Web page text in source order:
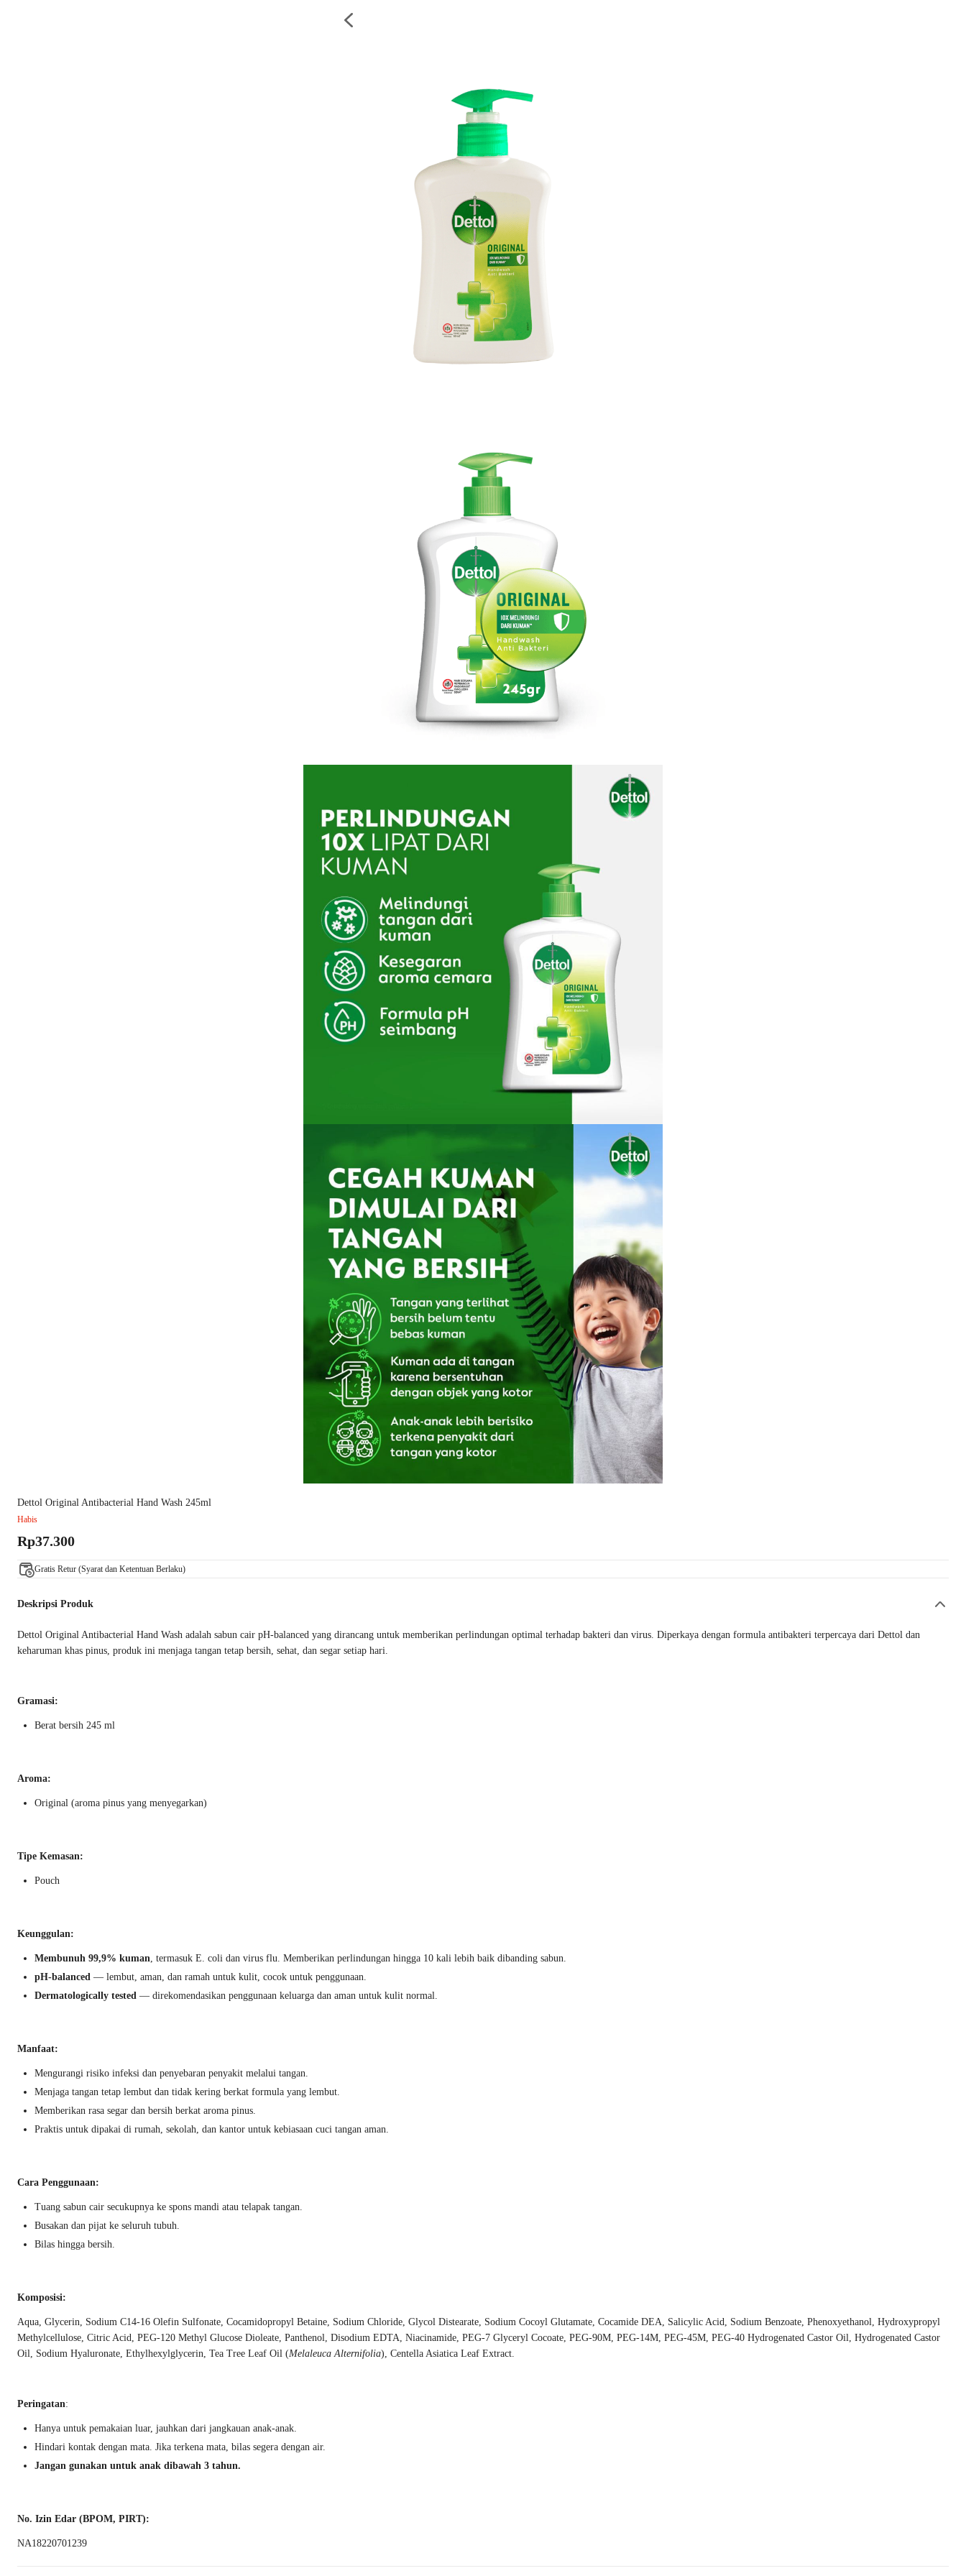
Dettol Original Antibacterial Hand Wash 245ml
Habis
Rp37.300
Gratis Retur (Syarat dan Ketentuan Berlaku)
Deskripsi Produk
Dettol Original Antibacterial Hand Wash adalah sabun cair pH-balanced yang dirancang untuk memberikan perlindungan optimal terhadap bakteri dan virus. Diperkaya dengan formula antibakteri terpercaya dari Dettol dan
keharuman khas pinus, produk ini menjaga tangan tetap bersih, sehat, dan segar setiap hari.
Gramasi:
Berat bersih 245 ml
Aroma:
Original (aroma pinus yang menyegarkan)
Tipe Kemasan:
Pouch
Keunggulan:
Membunuh 99,9% kuman, termasuk E. coli dan virus flu. Memberikan perlindungan hingga 10 kali lebih baik dibanding sabun.
pH-balanced — lembut, aman, dan ramah untuk kulit, cocok untuk penggunaan.
Dermatologically tested — direkomendasikan penggunaan keluarga dan aman untuk kulit normal.
Manfaat:
Mengurangi risiko infeksi dan penyebaran penyakit melalui tangan.
Menjaga tangan tetap lembut dan tidak kering berkat formula yang lembut.
Memberikan rasa segar dan bersih berkat aroma pinus.
Praktis untuk dipakai di rumah, sekolah, dan kantor untuk kebiasaan cuci tangan aman.
Cara Penggunaan:
Tuang sabun cair secukupnya ke spons mandi atau telapak tangan.
Busakan dan pijat ke seluruh tubuh.
Bilas hingga bersih.
Komposisi:
Aqua, Glycerin, Sodium C14-16 Olefin Sulfonate, Cocamidopropyl Betaine, Sodium Chloride, Glycol Distearate, Sodium Cocoyl Glutamate, Cocamide DEA, Salicylic Acid, Sodium Benzoate, Phenoxyethanol, Hydroxypropyl
Methylcellulose, Citric Acid, PEG-120 Methyl Glucose Dioleate, Panthenol, Disodium EDTA, Niacinamide, PEG-7 Glyceryl Cocoate, PEG-90M, PEG-14M, PEG-45M, PEG-40 Hydrogenated Castor Oil, Hydrogenated Castor
Oil, Sodium Hyaluronate, Ethylhexylglycerin, Tea Tree Leaf Oil (Melaleuca Alternifolia), Centella Asiatica Leaf Extract.
Peringatan:
Hanya untuk pemakaian luar, jauhkan dari jangkauan anak-anak.
Hindari kontak dengan mata. Jika terkena mata, bilas segera dengan air.
Jangan gunakan untuk anak dibawah 3 tahun.
No. Izin Edar (BPOM, PIRT):
NA18220701239